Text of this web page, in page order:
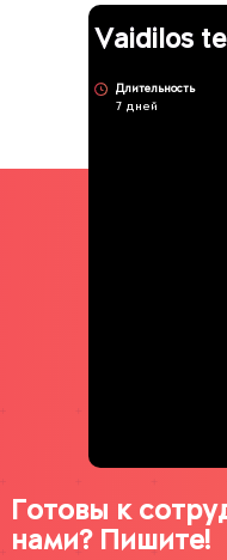
Vaidilos
Длительность
7 дней
Готовы к
нами? Пишите!